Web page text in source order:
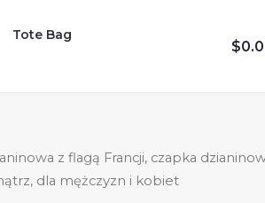
Tote Bag
$
z flagą Francji, czapka
dla mężczyzn i kobiet